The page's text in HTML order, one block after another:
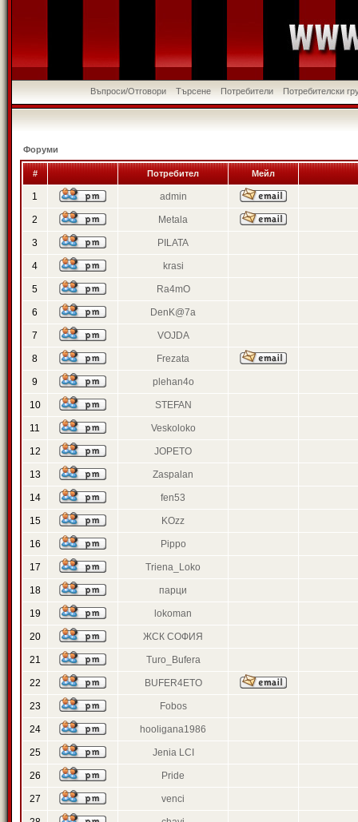
Въпроси/Отговори Търсене Потребители Потребителски
Форуми
# Потребител Мейл
1 admin
2 Metala
3 PILATA
4 krasi
5 Ra4mO
6 DenK@7a
7 VOJDA
8 Frezata
9 plehan4o
10 STEFAN
11 Veskoloko
12 JOPETO
13 Zaspalan
14 fen53
15 KOzz
16 Pippo
17 Triena_Loko
18 парци
19 lokoman
20 ЖСК СОФИЯ
21 Turo_Bufera
22 BUFER4ETO
23 Fobos
24 hooligana1986
25 Jenia LCI
26 Pride
27 venci